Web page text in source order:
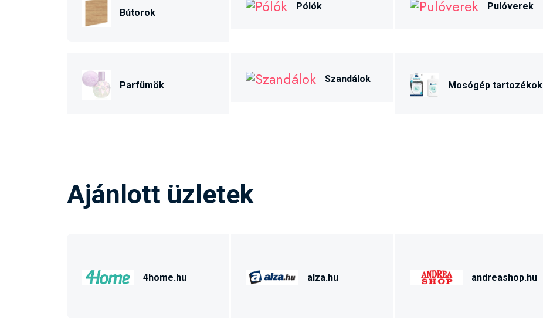
Bútorok
Pólók Pulóverek
Parfümök
Szandálok
Mosógép tartozékok
Ajánlott üzletek
4home.hu alza.hu andreashop.hu